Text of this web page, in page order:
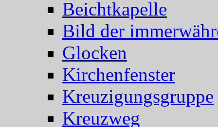
Beichtkapelle
Bild der
Glocken
Kirchenfenster
Kreuzigungsgruppe
Kreuzweg